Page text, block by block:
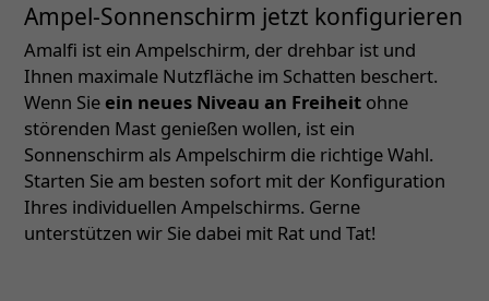
Ampel-Sonnenschirm jetzt konfigurieren
Amalfi ist ein Ampelschirm, der drehbar ist und
Ihnen maximale Nutzfläche im Schatten beschert.
Wenn Sie ein neues Niveau an Freiheit ohne
störenden Mast genießen wollen, ist ein
Sonnenschirm als Ampelschirm die richtige Wahl.
Starten Sie am besten sofort mit der Konfiguration
Ihres individuellen Ampelschirms. Gerne
unterstützen wir Sie dabei mit Rat und Tat!